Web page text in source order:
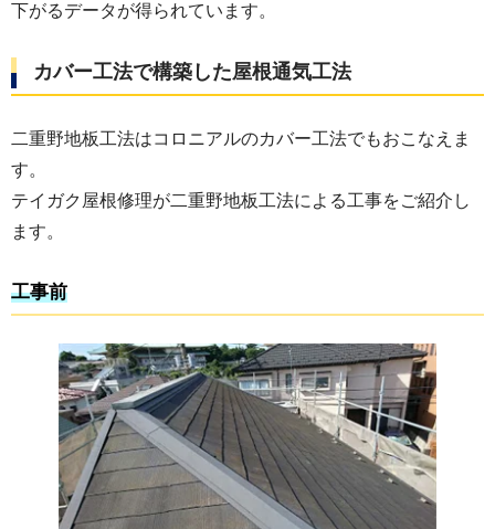
下がるデータが得られています。
カバー工法で構築した屋根通気工法
二重野地板工法はコロニアルのカバー工法でもおこなえま
す。
テイガク屋根修理が二重野地板工法による工事をご紹介し
ます。
工事前